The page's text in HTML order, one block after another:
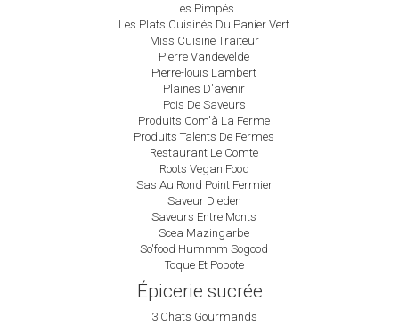
Les Pimpés
Les Plats Cuisinés Du Panier Vert
Miss Cuisine Traiteur
Pierre Vandevelde
Pierre-louis Lambert
Plaines D'avenir
Pois De Saveurs
Produits Com'à La Ferme
Produits Talents De Fermes
Restaurant Le Comte
Roots Vegan Food
Sas Au Rond Point Fermier
Saveur D'eden
Saveurs Entre Monts
Scea Mazingarbe
So'food Hummm Sogood
Toque Et Popote
Épicerie sucrée
3 Chats Gourmands